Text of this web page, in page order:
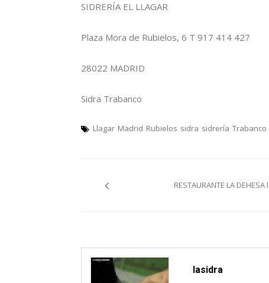
SIDRERÍA EL LLAGAR
Plaza Mora de Rubielos, 6 T 917 414 427
28022 MADRID
Sidra Trabanco
Llagar Madrid Rubielos sidra sidrería Trabanco
pelos
RESTAURANTE LA DEHESA I
lasidra